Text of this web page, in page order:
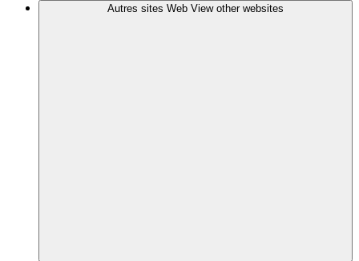
Autres sites Web View other websites